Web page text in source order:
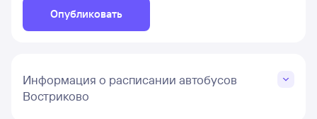
Опубликовать
Информация о расписании автобусов
Востриково